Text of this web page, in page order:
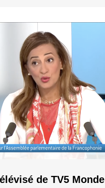
de TV5 Monde